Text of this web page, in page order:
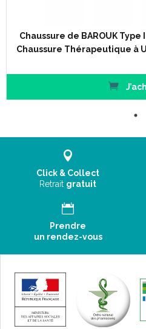
Reprise fonctionnelle
de brochage métatarso-
Stabilité et confort.
Possibilité d' intervention
fonctionnelle.
35 / 36
37 / 38
39 / 40
41 / 42
43 / 44
7407288
45 / 46
Chaussure de BAROUK
Chaussure Thérapeutique à
Click & Collect
Retrait gratuit
Prendre
un rendez-vous